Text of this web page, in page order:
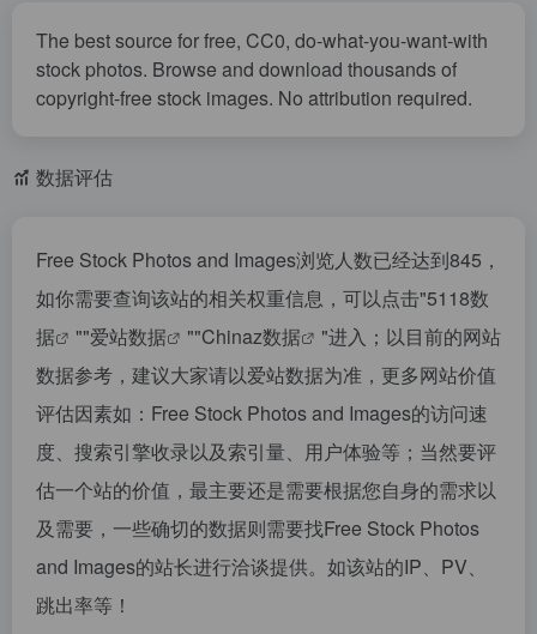
The best source for free, CC0, do-what-you-want-with
stock photos. Browse and download thousands of
copyright-free stock images. No attribution required.
数据评估
Free Stock Photos and Images浏览人数已经达到845，
如你需要查询该站的相关权重信息，可以点击"5118数
据
""爱站数据 ""Chinaz数据
"进入；以目前的网站
数据参考，建议大家请以爱站数据为准，更多网站价值
评估因素如：Free Stock Photos and Images的访问速
度、搜索引擎收录以及索引量、用户体验等；当然要评
估一个站的价值，最主要还是需要根据您自身的需求以
及需要，一些确切的数据则需要找Free Stock Photos
and Images的站长进行洽谈提供。如该站的IP、PV、
跳出率等！